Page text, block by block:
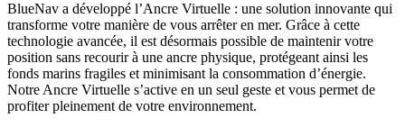
BlueNav a développé l’Ancre Virtuelle : une solution innovante qui
transforme votre manière de vous arrêter en mer. Grâce à cette
technologie avancée, il est désormais possible de maintenir votre
position sans recourir à une ancre physique, protégeant ainsi les
fonds marins fragiles et minimisant la consommation d’énergie.
Notre Ancre Virtuelle s’active en un seul geste et vous permet de
profiter pleinement de votre environnement.